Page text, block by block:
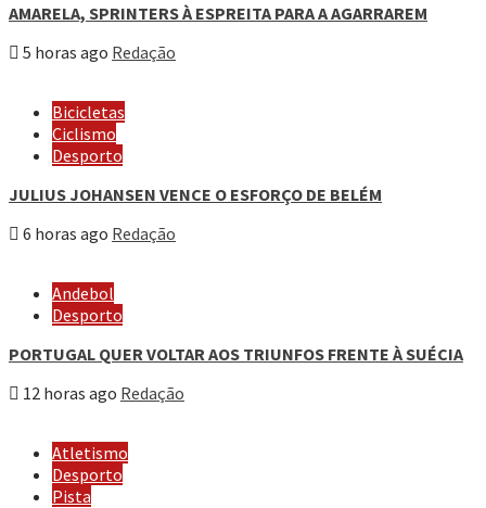
AMARELA, SPRINTERS À ESPREITA PARA A AGARRAREM
5 horas ago Redação
Bicicletas
Ciclismo
Desporto
JULIUS JOHANSEN VENCE O ESFORÇO DE BELÉM
6 horas ago Redação
Andebol
Desporto
PORTUGAL QUER VOLTAR AOS TRIUNFOS FRENTE À SUÉCIA
12 horas ago Redação
Atletismo
Desporto
Pista